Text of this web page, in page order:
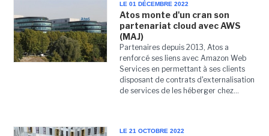
LE 01 DÉCEMBRE 2022
Atos monte d'un cran son
partenariat cloud avec AWS
(MAJ)
Partenaires depuis 2013, Atos a
renforcé ses liens avec Amazon Web
Services en permettant à ses clients
disposant de contrats d'externalisation
de services de les héberger chez...
LE 21 OCTOBRE 2022